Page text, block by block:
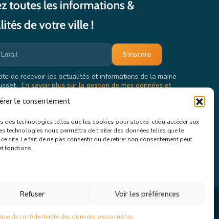
le consentement
des technologies telles que les cookies pour stocker et/ou accéder aux
technologies nous permettra de traiter des données telles que le
site. Le fait de ne pas consentir ou de retirer son consentement peut
fonctions.
Refuser Voir les préférences
de confidentialité des données personnelles
toutes les informations &
de votre ville !
de recevoir les actualités et informations de la mairie
En savoir plus sur la gestion de mes données et